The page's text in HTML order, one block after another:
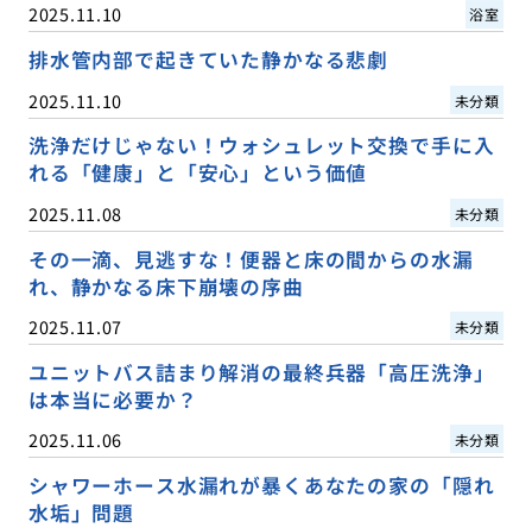
2025.11.10 浴室
排水管内部で起きていた静かなる悲劇
2025.11.10 未分類
洗浄だけじゃない！ウォシュレット交換で手に入
れる「健康」と「安心」という価値
2025.11.08 未分類
その一滴、見逃すな！便器と床の間からの水漏
れ、静かなる床下崩壊の序曲
2025.11.07 未分類
ユニットバス詰まり解消の最終兵器「高圧洗浄」
は本当に必要か？
2025.11.06 未分類
シャワーホース水漏れが暴くあなたの家の「隠れ
水垢」問題